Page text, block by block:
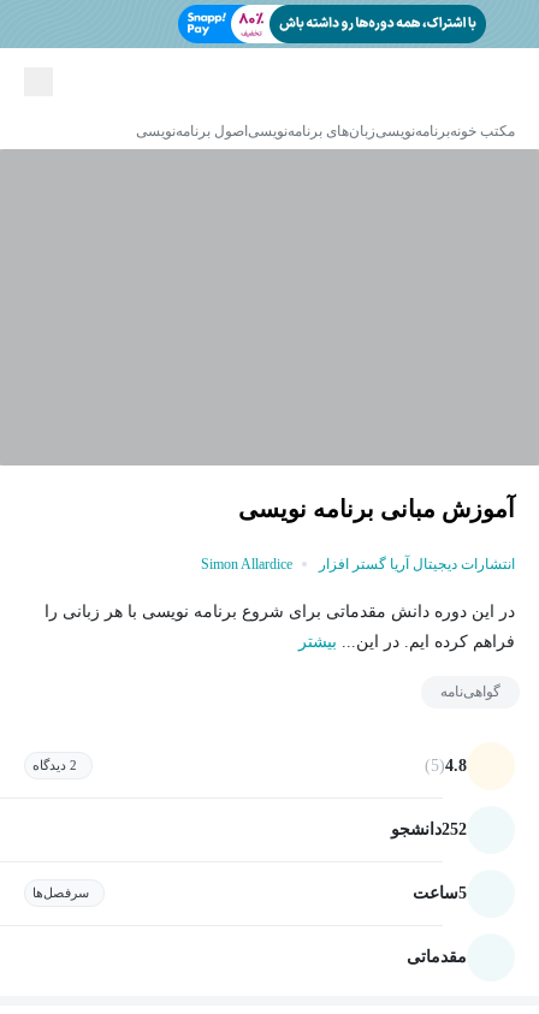
مکتب خونهبرنامه‌نویسیزبان‌های برنامه‌نویسی اصول برنامه‌نویسی
آموزش مبانی برنامه نویسی
انتشارات دیجیتال آریا گستر افزار Simon Allardice
در این دوره دانش مقدماتی برای شروع برنامه نویسی با هر زبانی را
فراهم کرده ایم. در این... بیشتر
گواهی‌نامه
4.8
(5) 2 دیدگاه
252دانشجو
5ساعت سرفصل‌ها
مقدماتی